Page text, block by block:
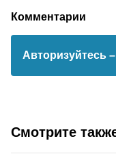
Комментарии
Авторизуйтесь
Смотрите